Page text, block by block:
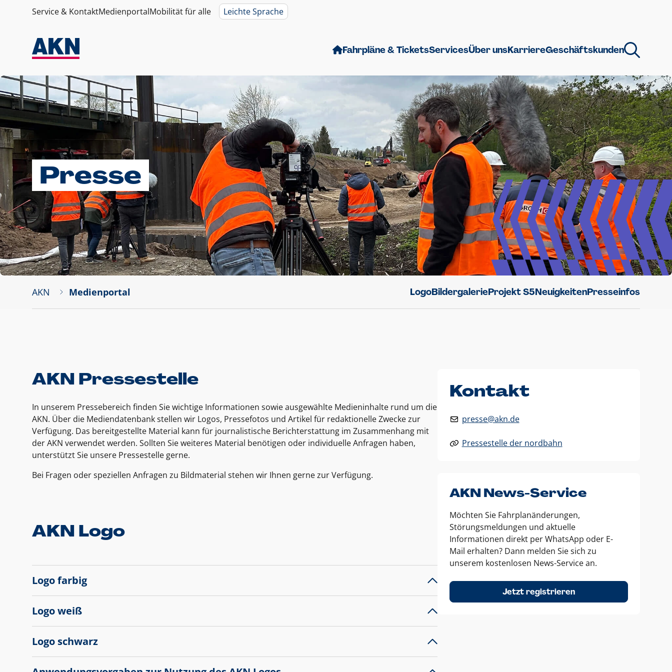
Service & KontaktMedienportalMobilität für alle Leichte Sprache
Fahrpläne & TicketsServicesÜber unsKarriereGeschäftskunden
Presse
AKN Medienportal LogoBildergalerieProjekt S5NeuigkeitenPresseinfos
AKN Pressestelle
In unserem Pressebereich finden Sie wichtige Informationen sowie ausgewählte Medieninhalte rund um die
AKN. Über die Mediendatenbank stellen wir Logos, Pressefotos und Artikel für redaktionelle Zwecke zur
Verfügung. Das bereitgestellte Material kann für journalistische Berichterstattung im Zusammenhang mit
der AKN verwendet werden. Sollten Sie weiteres Material benötigen oder individuelle Anfragen haben,
unterstützt Sie unsere Pressestelle gerne.
Bei Fragen oder speziellen Anfragen zu Bildmaterial stehen wir Ihnen gerne zur Verfügung.
AKN Logo
Logo farbig
Logo weiß
Logo schwarz
Kontakt
presse@akn.de
Pressestelle der nordbahn
AKN News-Service
Möchten Sie Fahrplanänderungen,
Störungsmeldungen und aktuelle
Informationen direkt per WhatsApp oder E-
Mail erhalten? Dann melden Sie sich zu
unserem kostenlosen News-Service an.
Jetzt registrieren